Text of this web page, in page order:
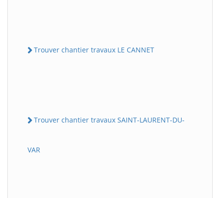
Trouver chantier travaux LE CANNET
Trouver chantier travaux SAINT-LAURENT-DU-
VAR